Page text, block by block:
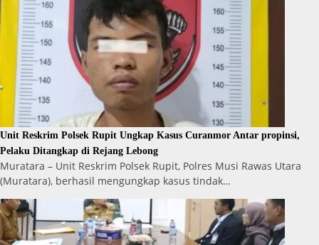
Unit Reskrim Polsek Rupit Ungkap Kasus Curanmor Antar propinsi,
Pelaku Ditangkap di Rejang Lebong
Muratara – Unit Reskrim Polsek Rupit, Polres Musi Rawas Utara
(Muratara), berhasil mengungkap kasus tindak…